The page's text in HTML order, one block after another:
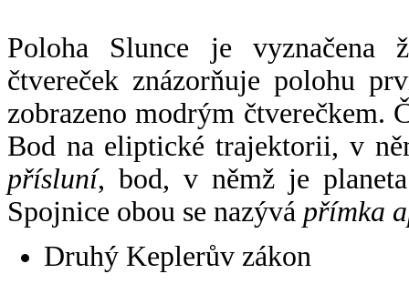
Poloha Slunce je vyznačena
čtvereček znázorňuje polohu
zobrazeno modrým čtverečkem.
Bod na eliptické trajektorii, v
přísluní, bod, v němž je
Spojnice obou se nazývá přímka
Druhý Keplerův zákon